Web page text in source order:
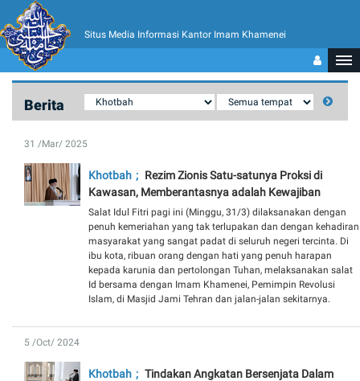
Situs Media Informasi Kantor Imam Khamenei
Berita
31 /Mar/ 2025
Khotbah
Rezim Zionis Satu-satunya Proksi di
Kawasan, Memberantasnya adalah Kewajiban
Salat Idul Fitri pagi ini (Minggu, 31/3) dilaksanakan dengan
penuh kemeriahan yang tak terlupakan dan dengan kehadiran
masyarakat yang sangat padat di seluruh negeri tercinta. Di
ibu kota, ribuan orang dengan hati yang penuh harapan
kepada karunia dan pertolongan Tuhan, melaksanakan salat
Id bersama dengan Imam Khamenei, Pemimpin Revolusi
Islam, di Masjid Jami Tehran dan jalan-jalan sekitarnya.
5 /Oct/ 2024
Khotbah
Tindakan Angkatan Bersenjata Dalam